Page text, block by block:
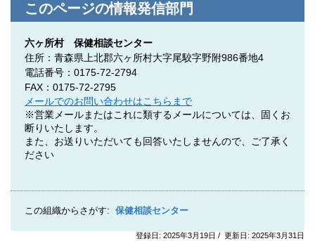
このページの情報発信部門
六ヶ所村 保健相談センター
住所：青森県上北郡六ヶ所村大字尾駮字野附986番地4
電話番号：0175-72-2794
FAX：0175-72-2795
メールでのお問い合わせはこちらまで
※営業メールまたはこれに類するメールについては、固くお
断りいたします。
また、お送りいただいても回答いたしませんので、ご了承く
ださい
この組織からさがす: 保健相談センター
登録日: 2025年3月19日 / 更新日: 2025年3月31日